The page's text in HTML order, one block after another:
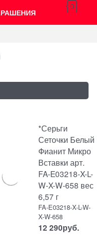
0
*Серьги
Сеточки Белый
Фианит Микро
Вставки арт.
FA-E03218-X-L-
W-X-W-658 вес
6,57 г
FA-E03218-X-L-W-
X-W-658
12 290руб.